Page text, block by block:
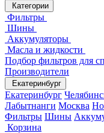
Категории
Фильтры
Шины
Аккумуляторы
Масла и жидкости
Подбор фильтров для
Производители
Екатеринбург
Екатеринбург
Лабытнанги Москва
Фильтры Шины
Корзина